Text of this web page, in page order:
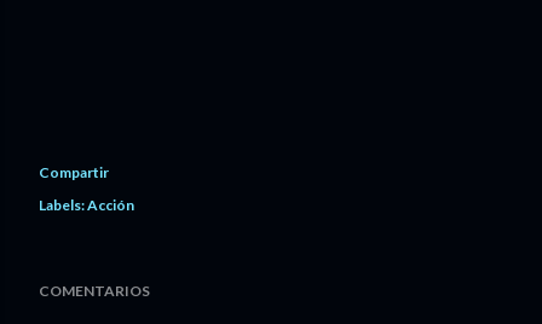
Compartir
Labels:Acción
COMENTARIOS